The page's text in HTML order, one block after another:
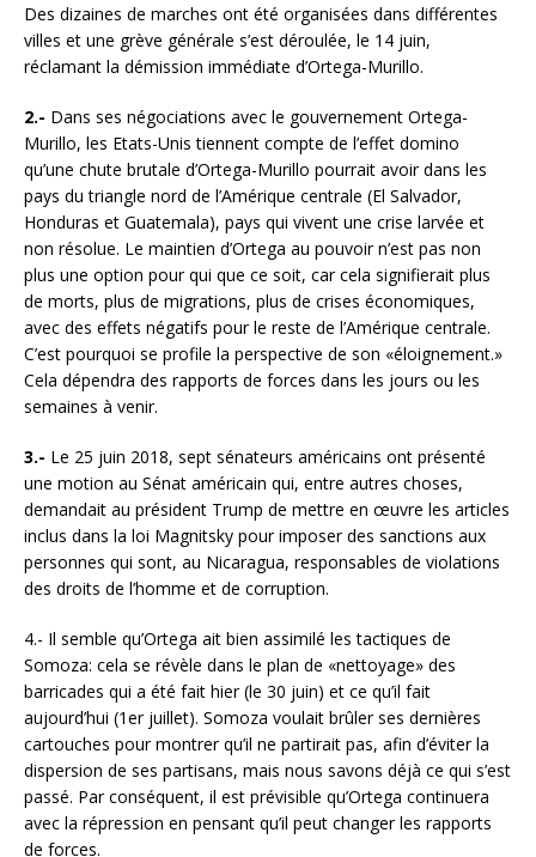
Des dizaines de marches ont été organisées dans différentes
villes et une grève générale s’est déroulée, le 14 juin,
réclamant la démission immédiate d’Ortega-Murillo.
2.- Dans ses négociations avec le gouvernement Ortega-
Murillo, les Etats-Unis tiennent compte de l’effet domino
qu’une chute brutale d’Ortega-Murillo pourrait avoir dans les
pays du triangle nord de l’Amérique centrale (El Salvador,
Honduras et Guatemala), pays qui vivent une crise larvée et
non résolue. Le maintien d’Ortega au pouvoir n’est pas non
plus une option pour qui que ce soit, car cela signifierait plus
de morts, plus de migrations, plus de crises économiques,
avec des effets négatifs pour le reste de l’Amérique centrale.
C’est pourquoi se profile la perspective de son «éloignement.»
Cela dépendra des rapports de forces dans les jours ou les
semaines à venir.
3.- Le 25 juin 2018, sept sénateurs américains ont présenté
une motion au Sénat américain qui, entre autres choses,
demandait au président Trump de mettre en œuvre les articles
inclus dans la loi Magnitsky pour imposer des sanctions aux
personnes qui sont, au Nicaragua, responsables de violations
des droits de l’homme et de corruption.
4.- Il semble qu’Ortega ait bien assimilé les tactiques de
Somoza: cela se révèle dans le plan de «nettoyage» des
barricades qui a été fait hier (le 30 juin) et ce qu’il fait
aujourd’hui (1er juillet). Somoza voulait brûler ses dernières
cartouches pour montrer qu’il ne partirait pas, afin d’éviter la
dispersion de ses partisans, mais nous savons déjà ce qui s’est
passé. Par conséquent, il est prévisible qu’Ortega continuera
avec la répression en pensant qu’il peut changer les rapports
de forces.